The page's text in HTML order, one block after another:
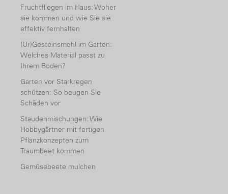
Fruchtfliegen im Haus: Woher
sie kommen und wie Sie sie
effektiv fernhalten
(Ur)Gesteinsmehl im Garten:
Welches Material passt zu
Ihrem Boden?
Garten vor Starkregen
schützen: So beugen Sie
Schäden vor
Staudenmischungen: Wie
Hobbygärtner mit fertigen
Pflanzkonzepten zum
Traumbeet kommen
Gemüsebeete mulchen